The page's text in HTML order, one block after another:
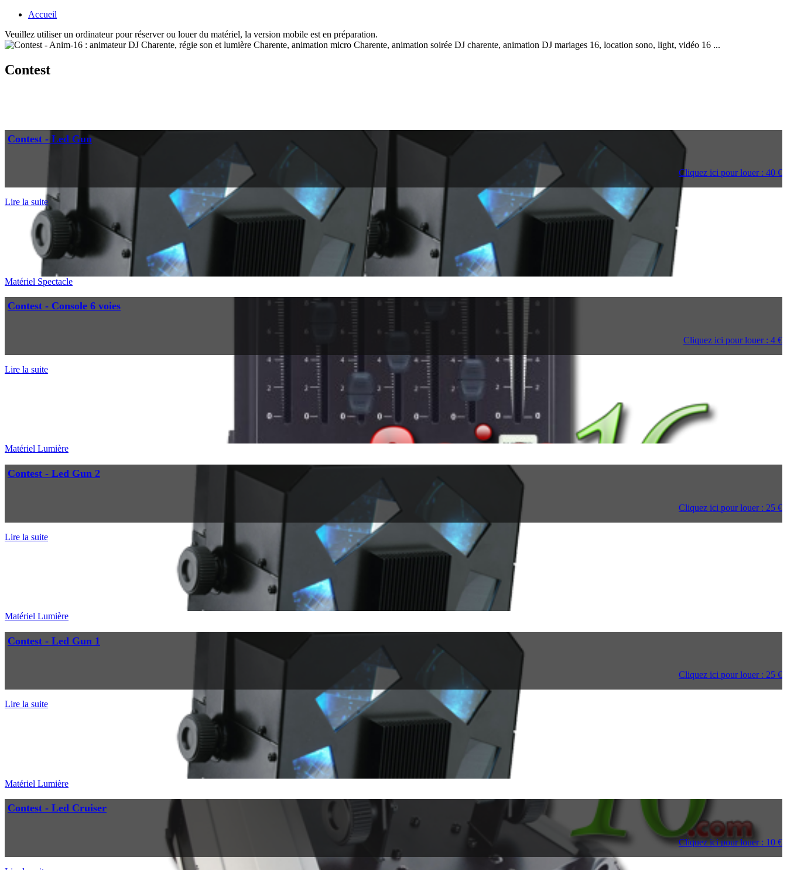
Accueil
Veuillez utiliser un ordinateur pour réserver ou louer du matériel, la version mobile est en préparation.
Contest
Contest - Led Gun
Cliquez ici pour louer : 40 €
Lire la suite
Matériel Spectacle
Contest - Console 6 voies
Cliquez ici pour louer : 4 €
Lire la suite
Matériel Lumière
Contest - Led Gun 2
Cliquez ici pour louer : 25 €
Lire la suite
Matériel Lumière
Contest - Led Gun 1
Cliquez ici pour louer : 25 €
Lire la suite
Matériel Lumière
Contest - Led Cruiser
Cliquez ici pour louer : 10 €